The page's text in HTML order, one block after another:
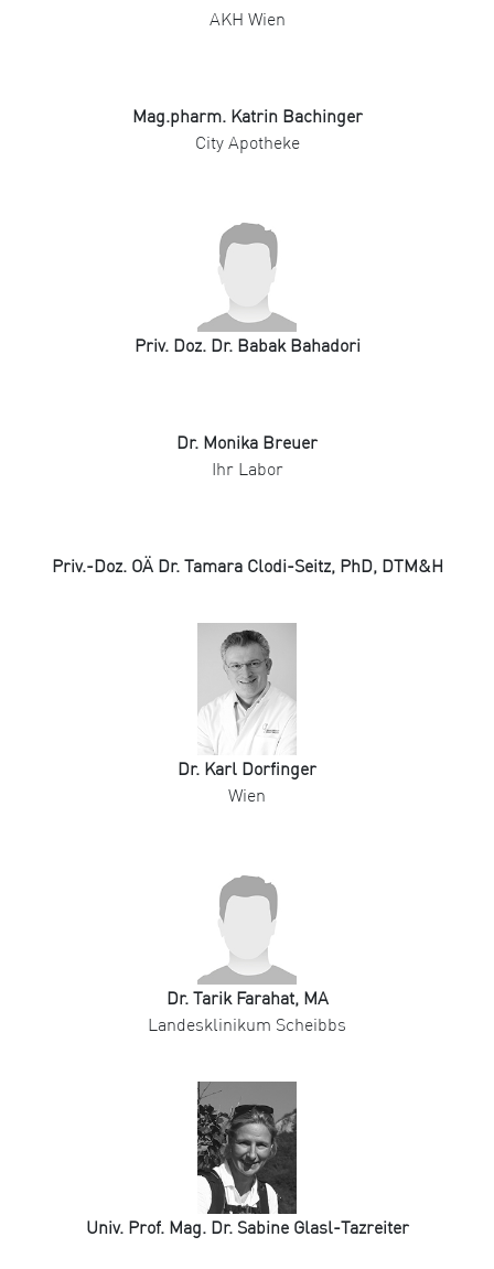
AKH Wien
Mag.pharm. Katrin Bachinger
City Apotheke
Priv. Doz. Dr. Babak Bahadori
Dr. Monika Breuer
Ihr Labor
Priv.-Doz. OÄ Dr. Tamara Clodi-Seitz, PhD, DTM&H
Dr. Karl Dorfinger
Wien
Dr. Tarik Farahat, MA
Landesklinikum Scheibbs
Univ. Prof. Mag. Dr. Sabine Glasl-Tazreiter